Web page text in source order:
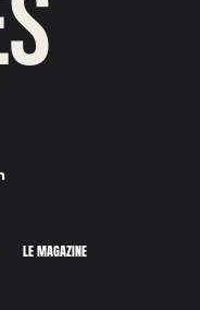
LE MAGAZINE